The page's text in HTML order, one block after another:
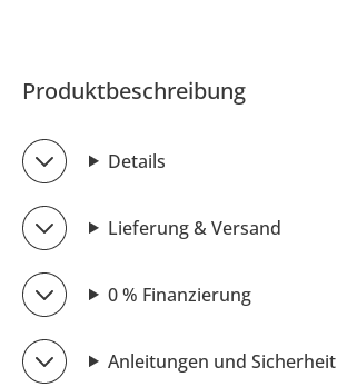
Produktbeschreibung
Details
Lieferung & Versand
0 % Finanzierung
Anleitungen und Sicherheit